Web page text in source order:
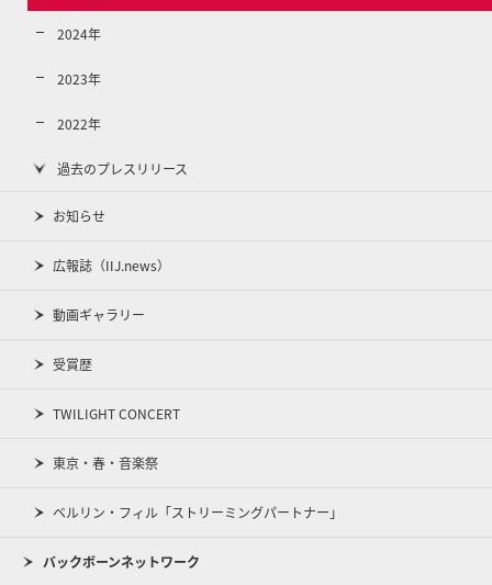
2024年
2023年
2022年
過去のプレスリリース
お知らせ
広報誌（IIJ.news）
動画ギャラリー
受賞歴
TWILIGHT CONCERT
東京・春・音楽祭
ベルリン・フィル「ストリーミングパートナー」
バックボーンネットワーク